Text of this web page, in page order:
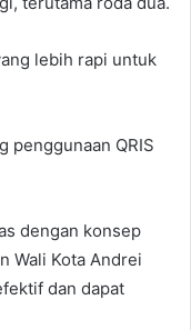
lebih rapi untuk
penggunaan QRIS
dengan konsep
Wali Kota Andrei
dan dapat